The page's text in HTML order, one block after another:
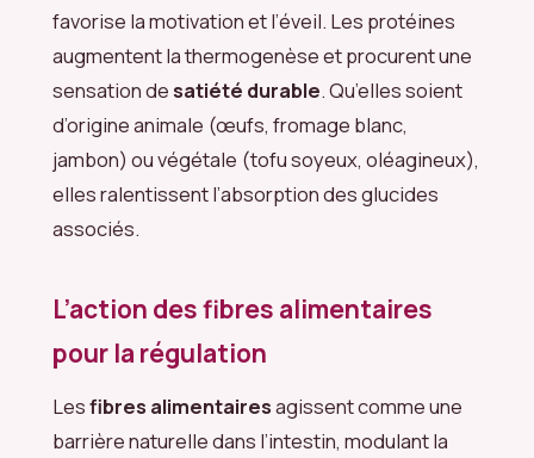
favorise la motivation et l’éveil. Les protéines
augmentent la thermogenèse et procurent une
sensation desatiété durable. Qu’elles soient
d’origine animale (œufs, fromage blanc,
jambon) ou végétale (tofu soyeux, oléagineux),
elles ralentissent l’absorption des glucides
associés.
L’action des fibres alimentaires
pour la régulation
Lesfibres alimentairesagissent comme une
barrière naturelle dans l’intestin, modulant la